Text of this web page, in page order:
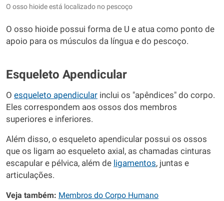
O osso hioide está localizado no pescoço
O osso hioide possui forma de U e atua como ponto de
apoio para os músculos da língua e do pescoço.
Esqueleto Apendicular
O esqueleto apendicular inclui os "apêndices" do corpo.
Eles correspondem aos ossos dos membros
superiores e inferiores.
Além disso, o esqueleto apendicular possui os ossos
que os ligam ao esqueleto axial, as chamadas cinturas
escapular e pélvica, além de ligamentos, juntas e
articulações.
Veja também: Membros do Corpo Humano